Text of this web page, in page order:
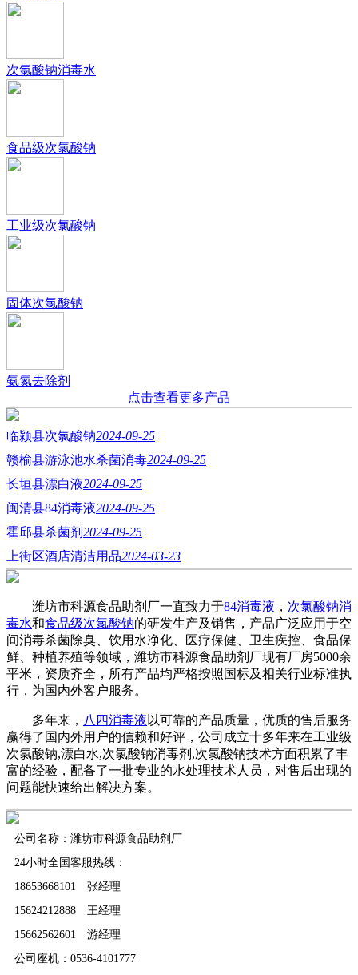
次氯酸钠消毒水
食品级次氯酸钠
工业级次氯酸钠
固体次氯酸钠
氨氮去除剂
点击查看更多产品
临颍县次氯酸钠2024-09-25
赣榆县游泳池水杀菌消毒2024-09-25
长垣县漂白液2024-09-25
闽清县84消毒液2024-09-25
霍邱县杀菌剂 2024-09-25
上街区酒店清洁用品2024-03-23
潍坊市科源食品助剂厂一直致力于84消毒液 ， 次氯酸钠消
毒水和食品级次氯酸钠的研发生产及销售，产品广泛应用于空
间消毒杀菌除臭、饮用水净化、医疗保健、卫生疾控、食品保
鲜、种植养殖等领域，潍坊市科源食品助剂厂现有厂房5000余
平米，资质齐全，所有产品均严格按照国标及相关行业标准执
行，为国内外客户服务。
多年来， 八四消毒液 以可靠的产品质量，优质的售后服务
赢得了国内外用户的信赖和好评，公司成立十多年来在工业级
次氯酸钠,漂白水,次氯酸钠消毒剂,次氯酸钠技术方面积累了丰
富的经验，配备了一批专业的水处理技术人员，对售后出现的
问题能快速给出解决方案。
公司名称：潍坊市科源食品助剂厂
24小时全国客服热线：
18653668101 张经理
15624212888 王经理
15662562601 游经理
公司座机：0536-4101777